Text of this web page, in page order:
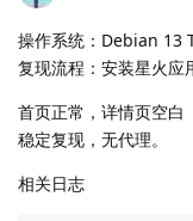
操作系统：Debian 13
复现流程：安装星火应
首页正常，详情页空白
稳定复现，无代理。
相关日志